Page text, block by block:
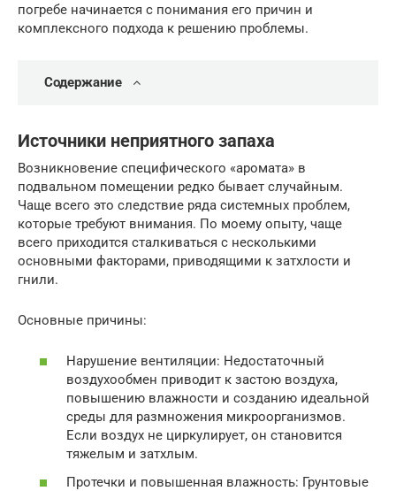
погребе начинается с понимания его причин и
комплексного подхода к решению проблемы.
Содержание
Источники неприятного запаха
Возникновение специфического «аромата» в
подвальном помещении редко бывает случайным.
Чаще всего это следствие ряда системных проблем,
которые требуют внимания. По моему опыту, чаще
всего приходится сталкиваться с несколькими
основными факторами, приводящими к затхлости и
гнили.
Основные причины:
Нарушение вентиляции: Недостаточный
воздухообмен приводит к застою воздуха,
повышению влажности и созданию идеальной
среды для размножения микроорганизмов.
Если воздух не циркулирует, он становится
тяжелым и затхлым.
Протечки и повышенная влажность: Грунтовые